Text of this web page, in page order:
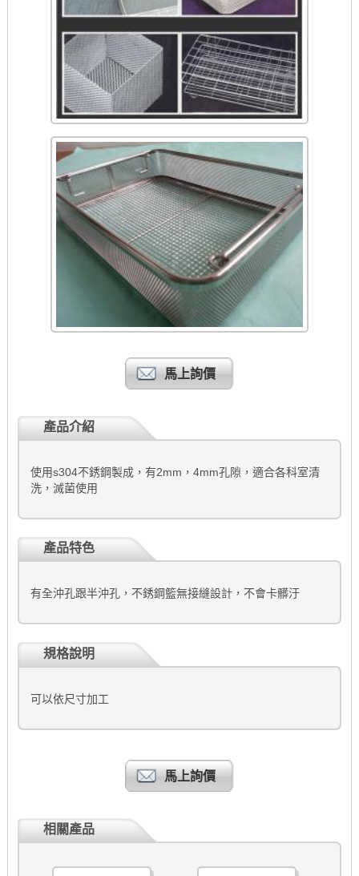
馬上詢價
產品介紹
使用s304不銹鋼製成，有2mm，4mm孔隙，適合各科室清
洗，滅菌使用
產品特色
有全沖孔跟半沖孔，不銹鋼籃無接縫設計，不會卡髒汙
規格說明
可以依尺寸加工
馬上詢價
相關產品